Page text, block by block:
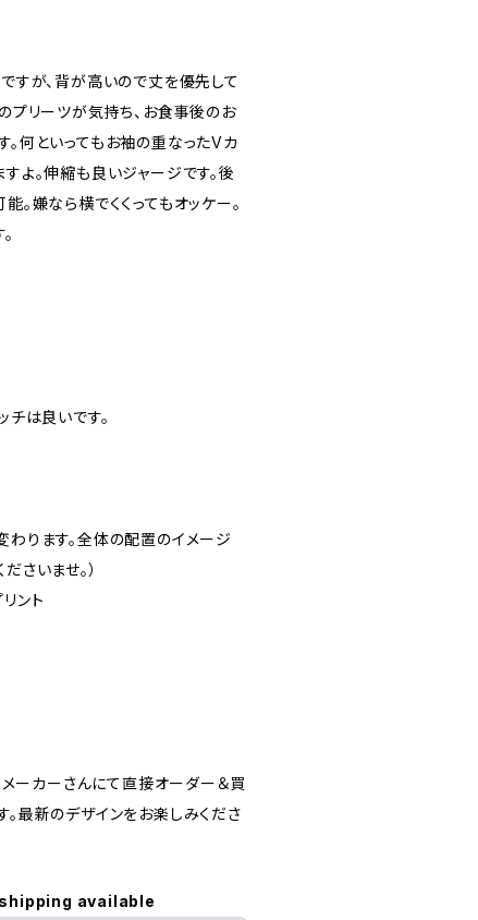
すが、背が高いので丈を優先して
プリーツが気持ち、お食事後のお
。何といってもお袖の重なったVカ
よ。伸縮も良いジャージです。後
。嫌なら横でくくってもオッケー。
チは良いです。
ります。全体の配置のイメージ
さいませ。）
ント
メーカーさんにて直接オーダー＆買
。最新のデザインをお楽しみくださ
available